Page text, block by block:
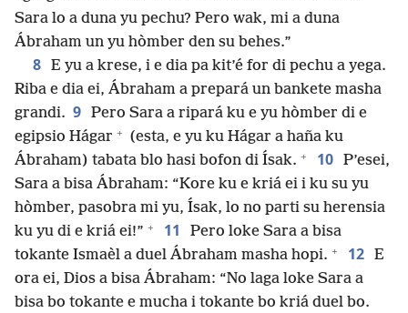
Sara lo a duna yu pechu? Pero wak, mi a duna
Ábraham un yu hòmber den su behes.”
8 E yu a krese, i e dia pa kit’é for di pechu a yega.
Riba e dia ei, Ábraham a prepará un bankete masha
grandi. 9 Pero Sara a ripará ku e yu hòmber di e
egipsio Hágar + (esta, e yu ku Hágar a haña ku
Ábraham) tabata blo hasi bofon di Ísak. + 10 P’esei,
Sara a bisa Ábraham: “Kore ku e kriá ei i ku su yu
hòmber, pasobra mi yu, Ísak, lo no parti su herensia
ku yu di e kriá ei!” + 11
Pero loke Sara a bisa
tokante Ismaèl a duel Ábraham masha hopi. + 12 E
ora ei, Dios a bisa Ábraham: “No laga loke Sara a
bisa bo tokante e mucha i tokante bo kriá duel bo.